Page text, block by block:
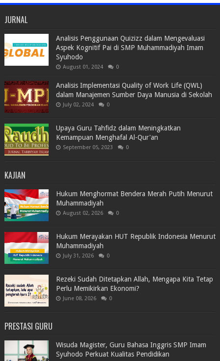
JURNAL
Analisis Penggunaan Quizizz dalam Mengevaluasi
Aspek Kognitif Pai di SMP Muhammadiyah Imam
Syuhodo
August 01, 2024 0
Analisis Implementasi Quality of Work Life (QWL)
dalam Manajemen Sumber Daya Manusia di Sekolah
July 02, 2024 0
Upaya Guru Tahfidz dalam Meningkatkan
Kemampuan Menghafal Al-Qur'an
September 05, 2023 0
KAJIAN
Hukum Menghormat Bendera Merah Putih Menurut
Muhammadiyah
August 02, 2026 0
Hukum Merayakan HUT Republik Indonesia Menurut
Muhammadiyah
July 31, 2026 0
Rezeki Sudah Ditetapkan Allah, Mengapa Kita Tetap
Perlu Memikirkan Ekonomi?
June 08, 2026 0
PRESTASI GURU
Wisuda Magister, Guru Bahasa Inggris SMP Imam
Syuhodo Perkuat Kualitas Pendidikan